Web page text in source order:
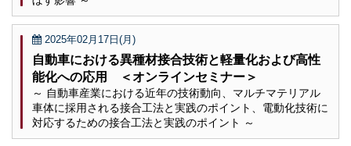
2025年02月17日(月)
自動車における異種材接合技術と軽量化および高性
能化への応用 ＜オンラインセミナー＞
～ 自動車産業における近年の技術動向、マルチマテリアル
車体に採用される接合工法と実践のポイント、電動化技術に
対応するための接合工法と実践のポイント ～